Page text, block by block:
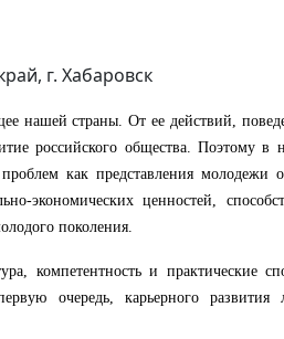
г. Хабаровск
нашей страны. От ее действий,
российского общества. Поэтому
как представления молодежи
экономических ценностей,
поколения.
компетентность и практические
очередь, карьерного развития